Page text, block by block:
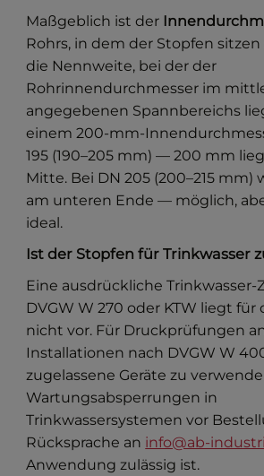
Maßgeblich ist der
Rohrs, in dem der Stopfen sitzen
die Nennweite, bei der der
Rohrinnendurchmesser im
angegebenen Spannbereichs
einem 200-mm-
195 (190–205 mm) — 200 mm
Mitte. Bei DN 205 (200–215 mm)
am unteren Ende — möglich,
ideal.
Ist der Stopfen für Trinkwasser
Eine ausdrückliche Trinkwasser-
DVGW W 270 oder KTW liegt für
nicht vor. Für Druckprüfungen
Installationen nach DVGW W
zugelassene Geräte zu
Wartungsabsperrungen in
Trinkwassersystemen vor
Rücksprache an info@ab-
Anwendung zulässig ist.